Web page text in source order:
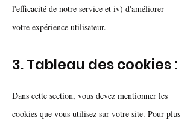
l'efficacité de notre service et iv) d'améliorer
votre expérience utilisateur.
3. Tableau des cookies :
Dans cette section, vous devez mentionner les
cookies que vous utilisez sur votre site. Pour plus